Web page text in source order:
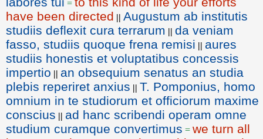
=
have been directed || Augustum ab institutis
studiis deflexit cura terrarum || da veniam
fasso, studiis quoque frena remisi || aures
studiis honestis et voluptatibus concessis
impertio || an obsequium senatus an studia
plebis reperiret anxius || T. Pomponius, homo
omnium in te studiorum et officiorum maxime
conscius || ad hanc scribendi operam omne
studium curamque convertimus = we turn all